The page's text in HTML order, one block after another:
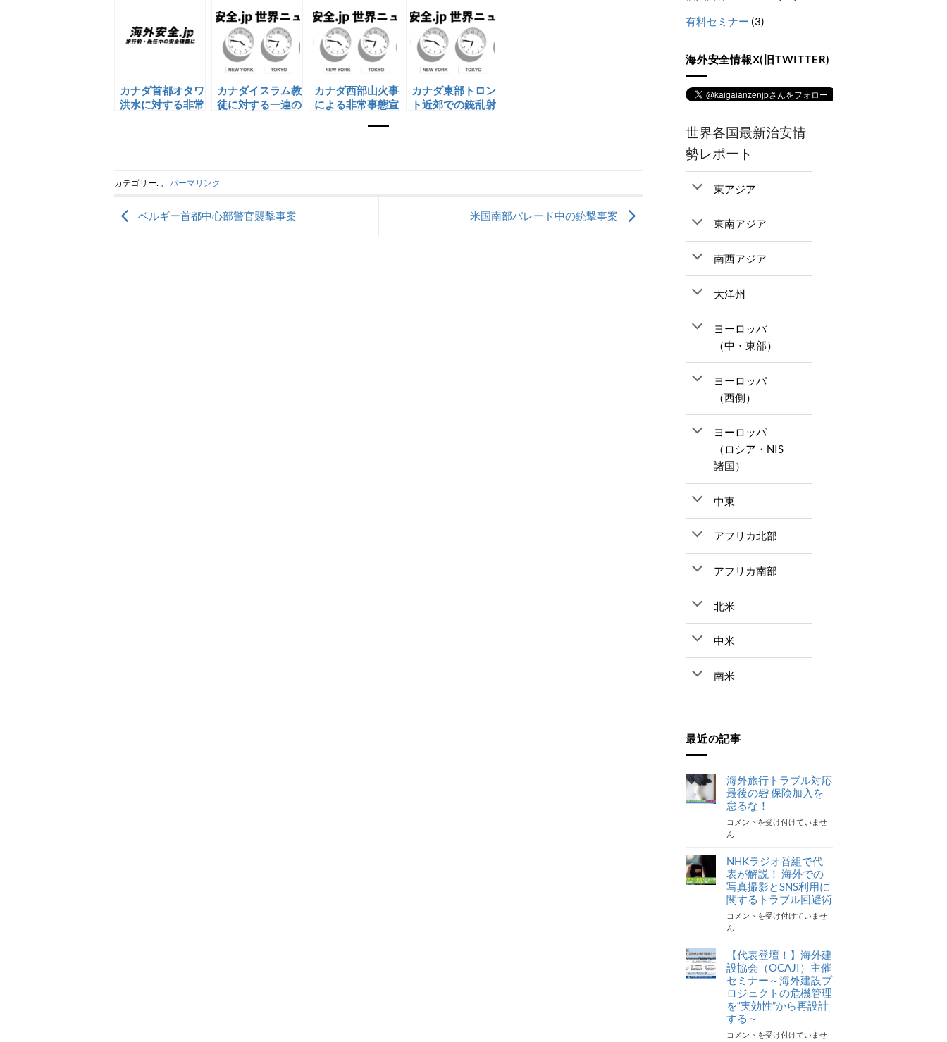
カナダ首都オタワ
洪水に対する非常
カナダイスラム教
徒に対する一連の
カナダ西部山火事
による非常事態宣
カナダ東部トロン
ト近郊での銃乱射
カテゴリー: 。 パーマリンク
ベルギー首都中心部警官襲撃事案 米国南部パレード中の銃撃事案
有料セミナー (3)
海外安全情報X(旧TWITTER)
世界各国最新治安情
勢レポート
東アジア
東南アジア
南西アジア
大洋州
ヨーロッパ
（中・東部）
ヨーロッパ
（西側）
ヨーロッパ
（ロシア・NIS
諸国）
中東
アフリカ北部
アフリカ南部
北米
中米
南米
最近の記事
海外旅行トラブル対応
最後の砦 保険加入を
怠るな！
海
外
行
ト
ラ
ブ
ル
対
応
の
砦
保
険
加
入
を
コメントを受け付けていませ
ん
NHKラジオ番組で代
表が解説！ 海外での
写真撮影とSNS利用に
関するトラブル回避術
NHK
ラ
オ
番
組
で
代
表
が
解
コメントを受け付けていませ
ん
【代表登壇！】海外建
設協会（OCAJI）主催
セミナー～海外建設プ
ロジェクトの危機管理
を“実効性”から再設計
する～
【代
コメントを受け付けていませ